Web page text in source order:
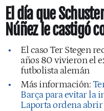
El día que
Núñez le castigó
El caso Ter Stegen
años 80 vivieron el
futbolista alemán
Más información:
Barça para evitar la
Laporta ordena